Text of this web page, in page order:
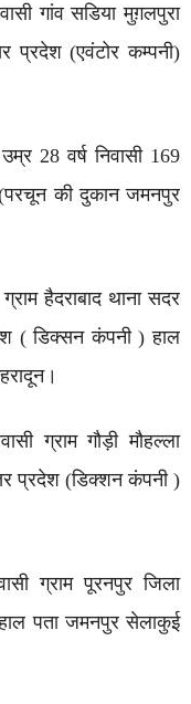
गांव सडिया मुग़लपुरा
प्रदेश (एवंटोर कम्पनी)
28 वर्ष निवासी 169
(परचून की दुकान जमनपुर
हैदराबाद थाना सदर
( डिक्सन कंपनी ) हाल
ग्राम गौड़ी मौहल्ला
प्रदेश (डिक्शन कंपनी )
ग्राम पूरनपुर जिला
पता जमनपुर सेलाकुई